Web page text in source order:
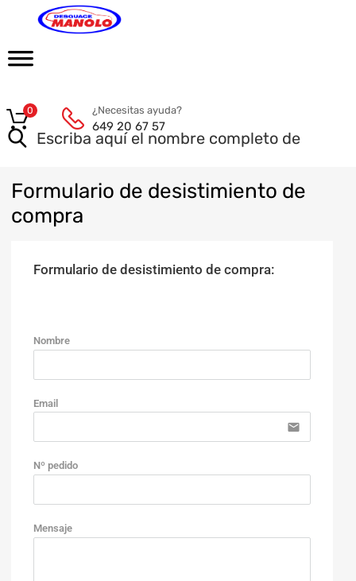
¿Necesitas ayuda?
649 20 67 57
0
Formulario de desistimiento de
compra
Formulario de desistimiento de compra:
Nombre
Email
email
Nº pedido
Mensaje